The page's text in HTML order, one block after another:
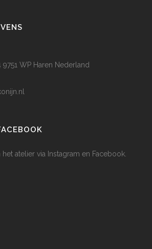
WP Haren Nederland
atelier via Instagram en Facebook.